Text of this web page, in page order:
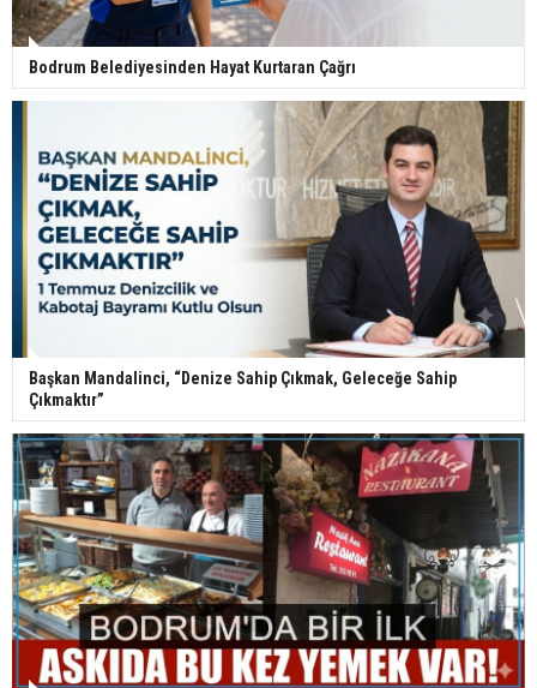
Bodrum Belediyesinden Hayat Kurtaran Çağrı
Başkan Mandalinci, “Denize Sahip Çıkmak, Geleceğe Sahip
Çıkmaktır”